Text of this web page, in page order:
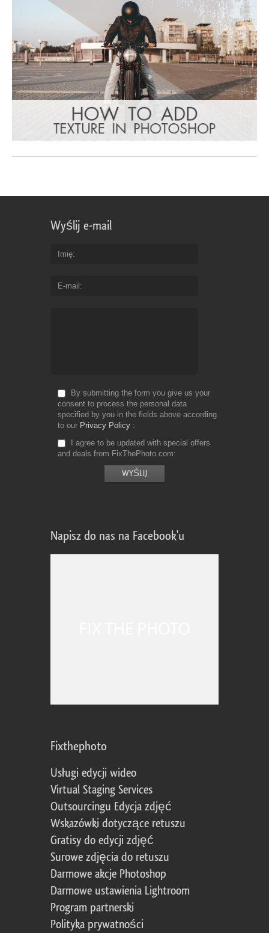
Wyślij e-mail
Imię
E-mail
By submitting the form you give us your
consent to process the personal data
specified by you in the fields above according
to our Privacy Policy
I agree to be updated with special offers
and deals from FixThePhoto.com
Napisz do nas na Facebook'u
Fixthephoto
Usługi edycji wideo
Virtual Staging Services
Outsourcingu Edycja zdjęć
Wskazówki dotyczące retuszu
Gratisy do edycji zdjęć
Surowe zdjęcia do retuszu
Darmowe akcje Photoshop
Darmowe ustawienia Lightroom
Program partnerski
Polityka prywatności